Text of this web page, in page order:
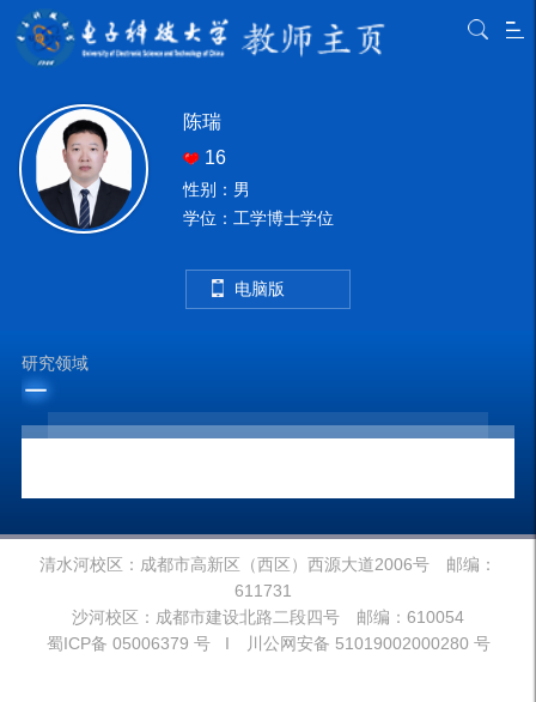
陈瑞
16
性别：男
学位：工学博士学位
电脑版
研究领域
清水河校区：成都市高新区（西区）西源大道2006号 邮编：
611731
沙河校区：成都市建设北路二段四号 邮编：610054
蜀ICP备 05006379 号 I 川公网安备 51019002000280 号